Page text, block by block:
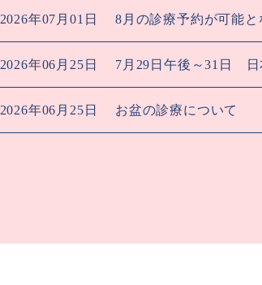
2026年07月01日 8月の診療予約が可能と
2026年06月25日 7月29日午後～31日 日
2026年06月25日 お盆の診療について